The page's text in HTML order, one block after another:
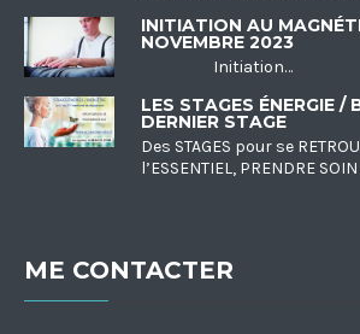
INITIATION AU
NOVEMBRE 2023
Initiation…
LES STAGES ÉNERGIE /
DERNIER STAGE
Des STAGES pour se
l’ESSENTIEL, PRENDRE
ME CONTACTER